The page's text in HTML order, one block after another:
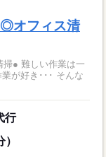
オフィス清
が好き･･･ そんな
行